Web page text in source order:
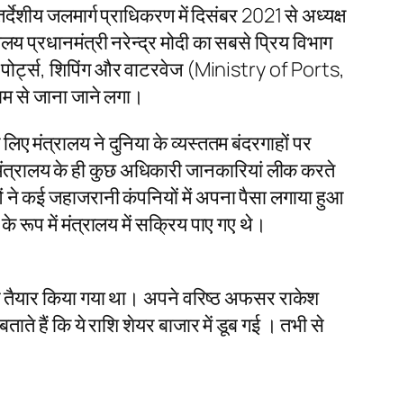
जलमार्ग प्राधिकरण में दिसंबर 2021 से अध्यक्ष
प्रधानमंत्री नरेन्द्र मोदी का सबसे प्रिय विभाग
पोर्ट्स, शिपिंग और वाटरवेज (Ministry of Ports,
से जाना जाने लगा।
मंत्रालय ने दुनिया के व्यस्ततम बंदरगाहों पर
के ही कुछ अधिकारी जानकारियां लीक करते
ने कई जहाजरानी कंपनियों में अपना पैसा लगाया हुआ
रूप में मंत्रालय में सक्रिय पाए गए थे।
तैयार किया गया था। अपने वरिष्ठ अफसर राकेश
हैं कि ये राशि शेयर बाजार में डूब गई । तभी से